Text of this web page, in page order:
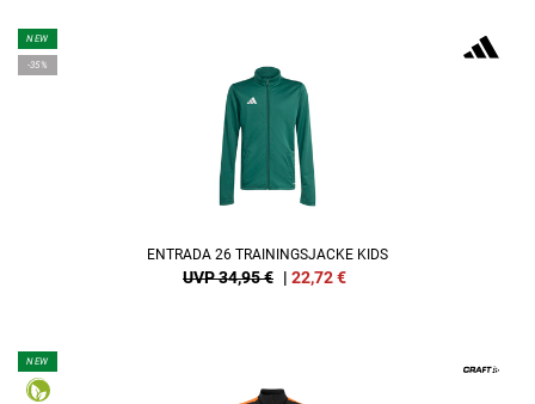
NEW
-35%
ENTRADA 26 TRAININGSJACKE KIDS
UVP 34,95 € | 22,72€
NEW